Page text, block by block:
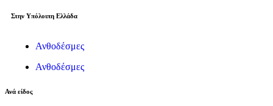
Στην Υπόλοιπη Ελλάδα
Ανθοδέσμες
Ανθοδέσμες
Ανά είδος